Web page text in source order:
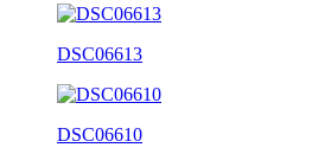
DSC06613
DSC06610